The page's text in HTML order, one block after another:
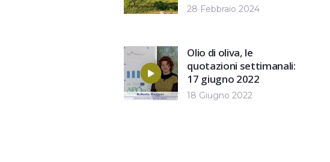
28 Febbraio 2024
Olio di oliva, le
quotazioni settimanali:
17 giugno 2022
18 Giugno 2022